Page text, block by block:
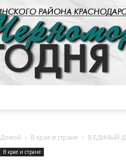
Домой В крае и стране В ЕДИНЫЙ
В крае и стране